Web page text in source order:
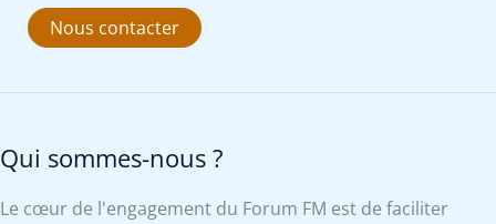
Nous contacter
Qui sommes-nous ?
Le cœur de l'engagement du Forum FM est de faciliter